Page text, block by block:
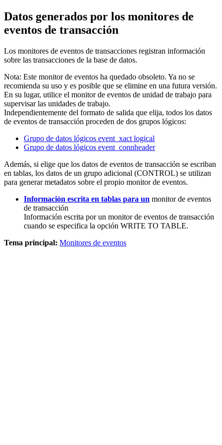
Datos generados por los monitores de
eventos de transacción
Los monitores de eventos de transacciones registran información
sobre las transacciones de la base de datos.
Nota: Este monitor de eventos ha quedado obsoleto. Ya no se
recomienda su uso y es posible que se elimine en una futura versión.
En su lugar, utilice el monitor de eventos de unidad de trabajo para
supervisar las unidades de trabajo.
Independientemente del formato de salida que elija, todos los datos
de eventos de transacción proceden de dos grupos lógicos:
Grupo de datos lógicos event_xact logical
Grupo de datos lógicos event_connheader
Además, si elige que los datos de eventos de transacción se escriban
en tablas, los datos de un grupo adicional (CONTROL) se utilizan
para generar metadatos sobre el propio monitor de eventos.
Información escrita en tablas para un monitor de eventos
de transacción
Información escrita por un monitor de eventos de transacción
cuando se especifica la opción WRITE TO TABLE.
Tema principal: Monitores de eventos